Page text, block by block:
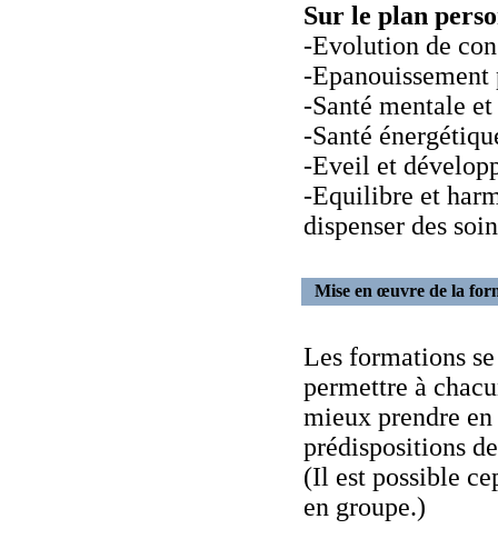
Sur le plan
-Evolution de
-Epanouissement
-Santé mentale
-Santé
-Eveil et
-Equilibre et
dispenser des
Mise en œuvre de la
Les formations
permettre à
mieux prendre
prédispositions
(Il est possible
en groupe.)